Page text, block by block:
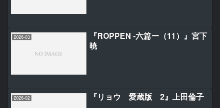
2026-03
『ROPPEN -六篇ー（11）』宮下
暁
2026-02 『リョウ 愛蔵版 2』上田倫子